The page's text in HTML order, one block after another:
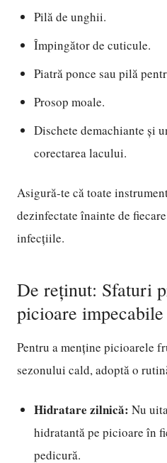
Pilă de unghii.
Împingător de cuticule.
Piatră ponce sau pilă
Prosop moale.
Dischete demachiante și
corectarea lacului.
Asigură-te că toate
dezinfectate înainte de
infecțiile.
De reținut: Sfaturi
picioare
Pentru a menține picioarele
sezonului cald, adoptă o
Hidratare zilnică: Nu
hidratantă pe picioare în
pedicură.